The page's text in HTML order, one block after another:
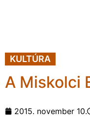
KULTÚRA
A Miskolci
2015. november 10.